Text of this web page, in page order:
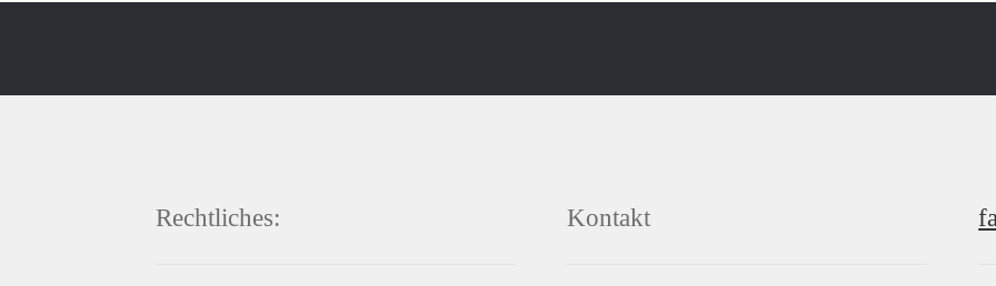
Rechtliches: Kontakt